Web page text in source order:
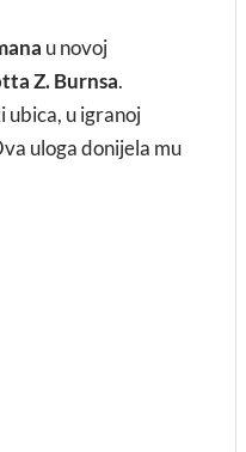
u novoj
Z. Burnsa.
ubica, u igranoj
uloga donijela mu